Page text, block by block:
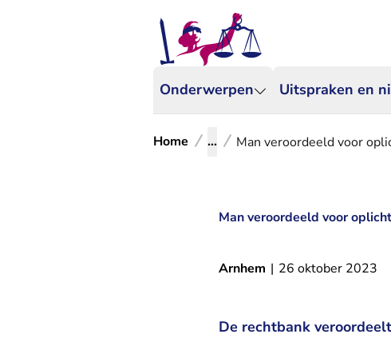
Onderwerpen Uitspraken en
Home ... Man veroordeeld voor
Man veroordeeld voor
Arnhem | 26 oktober 2023
De rechtbank